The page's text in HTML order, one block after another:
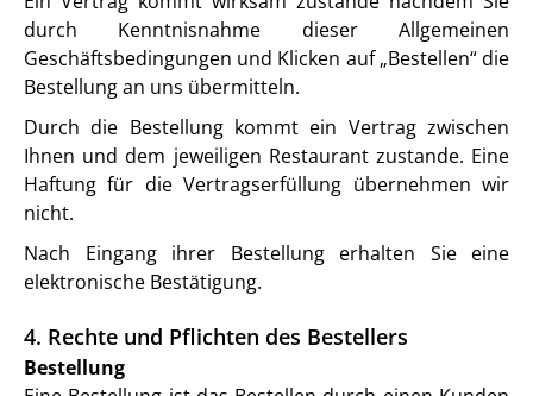
durch Kenntnisnahme dieser Allgemeinen
Geschäftsbedingungen und Klicken auf „Bestellen“ die
Bestellung an uns übermitteln.
Durch die Bestellung kommt ein Vertrag zwischen
Ihnen und dem jeweiligen Restaurant zustande. Eine
Haftung für die Vertragserfüllung übernehmen wir
nicht.
Nach Eingang ihrer Bestellung erhalten Sie eine
elektronische Bestätigung.
4. Rechte und Pflichten des Bestellers
Bestellung